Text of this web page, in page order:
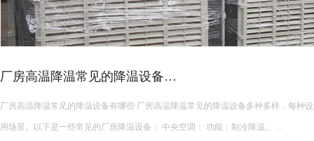
高温车间空调选型攻略！
夏季厂房降温设备种类繁多，负压风机、水帘、传统中央空调、工业节能空调等
型时盲目跟风，导致降温效果不佳、能耗超标、设备适配性差等问题。想要选到合